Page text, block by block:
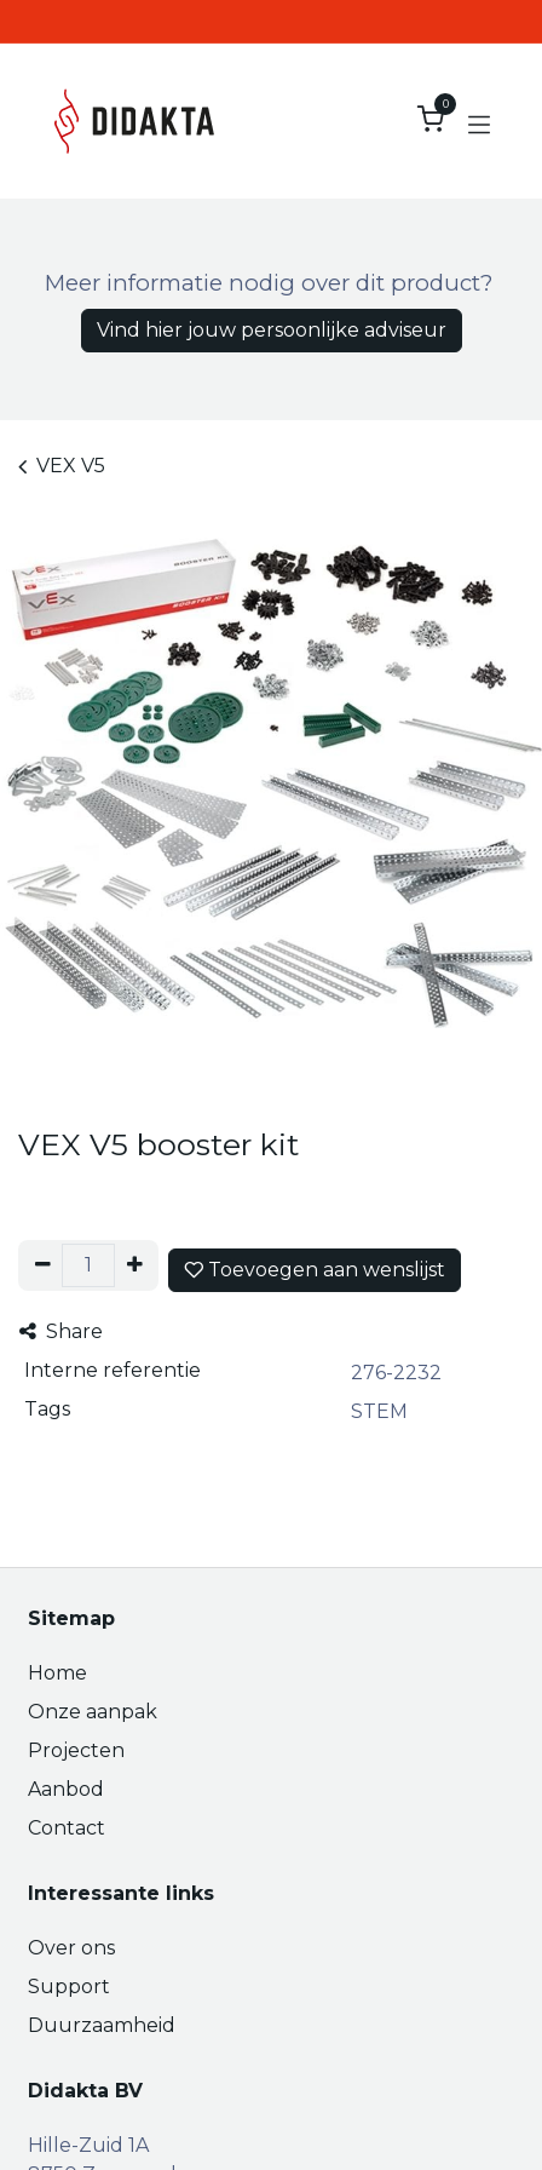
0
Meer informatie nodig over dit product?
Vind hier jouw persoonlijke adviseur
VEX V5
VEX V5 booster kit
Toevoegen aan wenslijst
Share
Interne referentie
276-2232
Tags
STEM
Sitemap
Home
Onze aanpak
Projecten
Aanbod
Contact
Interessante links
Over ons
Support
Duurzaamheid
Didakta BV
Hille-Zuid 1A